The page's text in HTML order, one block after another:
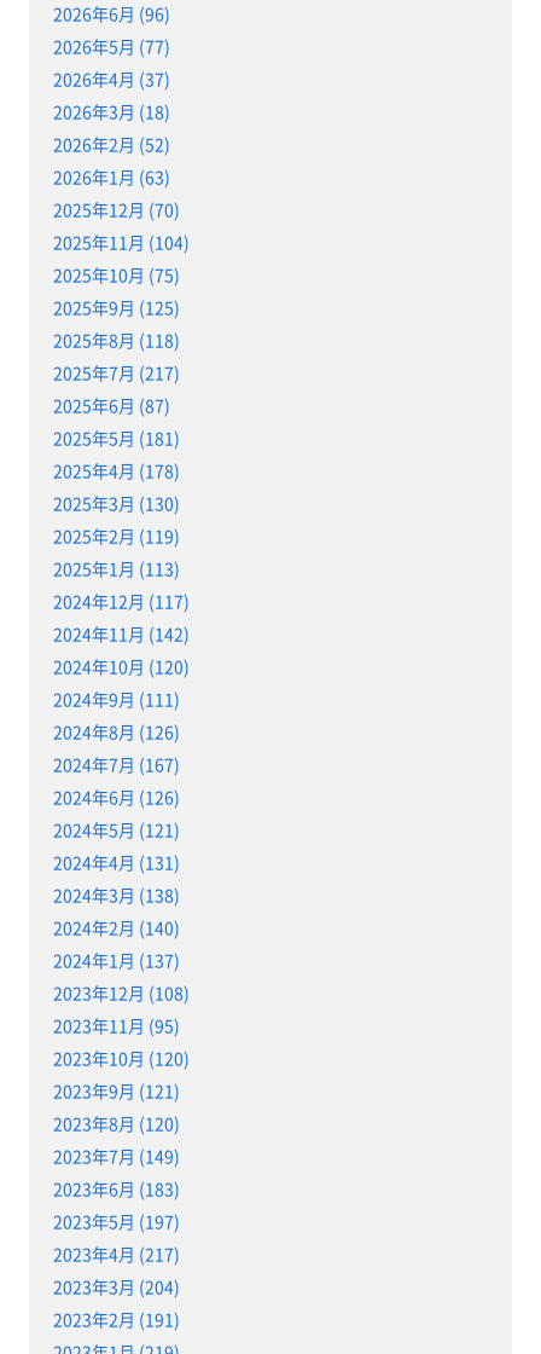
2026年6月 (96)
2026年5月 (77)
2026年4月 (37)
2026年3月 (18)
2026年2月 (52)
2026年1月 (63)
2025年12月 (70)
2025年11月 (104)
2025年10月 (75)
2025年9月 (125)
2025年8月 (118)
2025年7月 (217)
2025年6月 (87)
2025年5月 (181)
2025年4月 (178)
2025年3月 (130)
2025年2月 (119)
2025年1月 (113)
2024年12月 (117)
2024年11月 (142)
2024年10月 (120)
2024年9月 (111)
2024年8月 (126)
2024年7月 (167)
2024年6月 (126)
2024年5月 (121)
2024年4月 (131)
2024年3月 (138)
2024年2月 (140)
2024年1月 (137)
2023年12月 (108)
2023年11月 (95)
2023年10月 (120)
2023年9月 (121)
2023年8月 (120)
2023年7月 (149)
2023年6月 (183)
2023年5月 (197)
2023年4月 (217)
2023年3月 (204)
2023年2月 (191)